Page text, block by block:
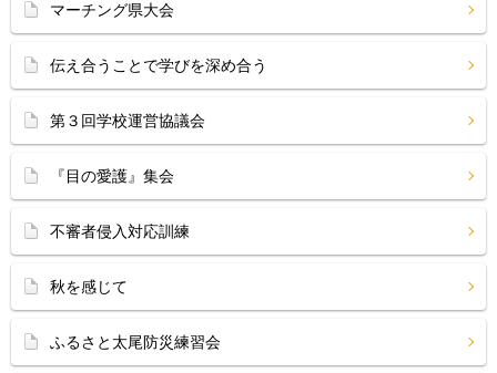
マーチング県大会
伝え合うことで学びを深め合う
第３回学校運営協議会
『目の愛護』集会
不審者侵入対応訓練
秋を感じて
ふるさと太尾防災練習会